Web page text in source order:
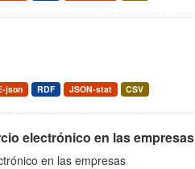
json RDF JSON-stat CSV
electrónico en las empresas
en las empresas